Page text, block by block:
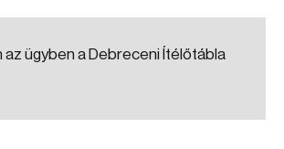
az ügyben a Debreceni Ítélőtábla